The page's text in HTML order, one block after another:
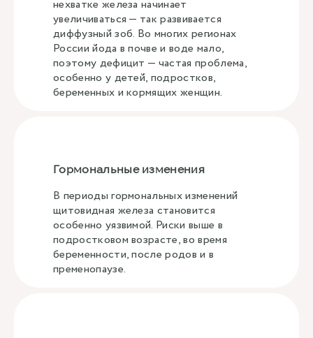
нехватке железа начинает
увеличиваться — так развивается
диффузный зоб. Во многих регионах
России йода в почве и воде мало,
поэтому дефицит — частая проблема,
особенно у детей, подростков,
беременных и кормящих женщин.
Гормональные изменения
В периоды гормональных изменений
щитовидная железа становится
особенно уязвимой. Риски выше в
подростковом возрасте, во время
беременности, после родов и в
пременопаузе.